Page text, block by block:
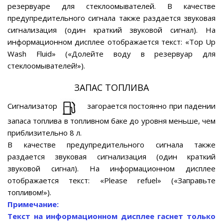
резервуаре для стеклоомывателей. В качестве
предупредительного сигнала также раздается звуковая
сигнализация (один краткий звуковой сигнал). На
информационном дисплее отображается текст: «Top Up
Wash Fluid» («Долейте воду в резервуар для
стеклоомывателей!»).
ЗАПАС ТОПЛИВА
Сигнализатор
загорается постоянно при падении
запаса топлива в топливном баке до уровня меньше, чем
приблизительно 8 л.
В качестве предупредительного сигнала также
раздается звуковая сигнализация (один краткий
звуковой сигнал). На информационном дисплее
отображается текст: «Please refuel» («Заправьте
топливом!»).
Примечание:
Текст на информационном дисплее гаснет только